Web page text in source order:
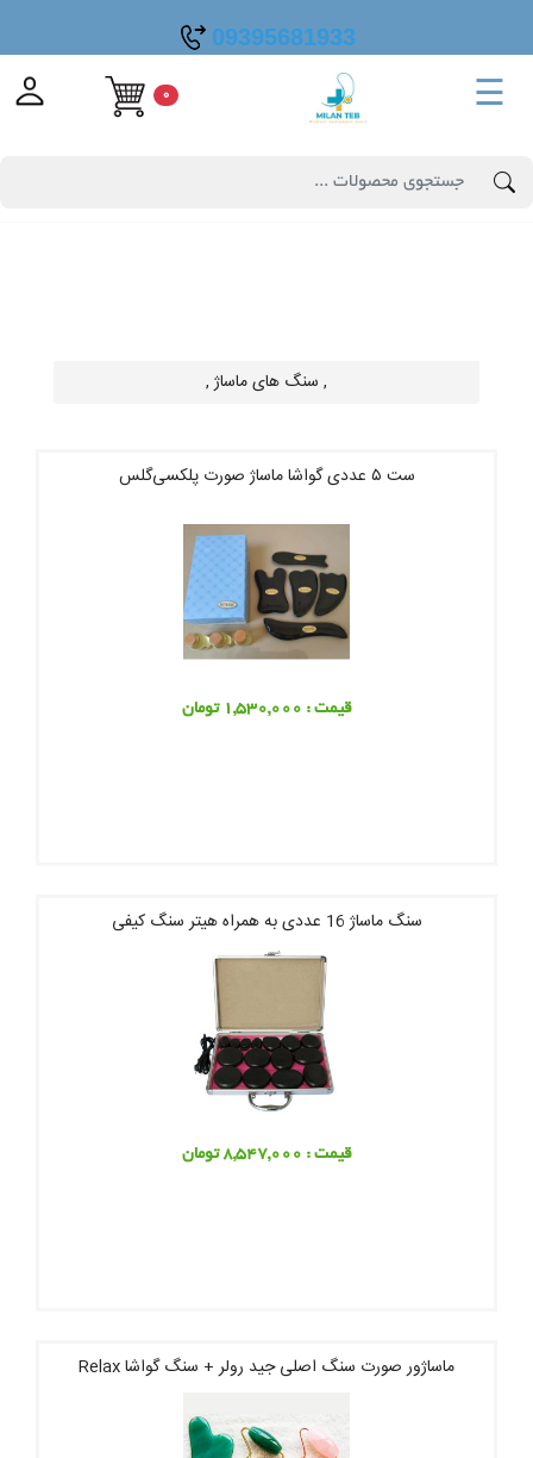
09395681933
☰
0
, سنگ های ماساژ ,
ست ۵ عددی گواشا ماساژ صورت پلکسی‌گلس
قیمت : 1,530,000 تومان
سنگ ماساژ 16 عددی به همراه هیتر سنگ کیفی
قیمت : 8,547,000 تومان
ماساژور صورت سنگ اصلی جید رولر + سنگ گواشا Relax